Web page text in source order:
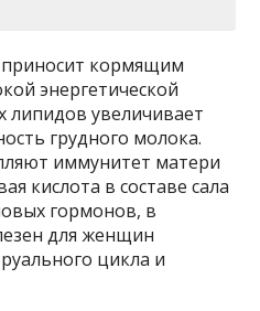
приносит кормящим
энергетической
увеличивает
грудного молока.
иммунитет матери
кислота в составе сала
гормонов, в
для женщин
цикла и